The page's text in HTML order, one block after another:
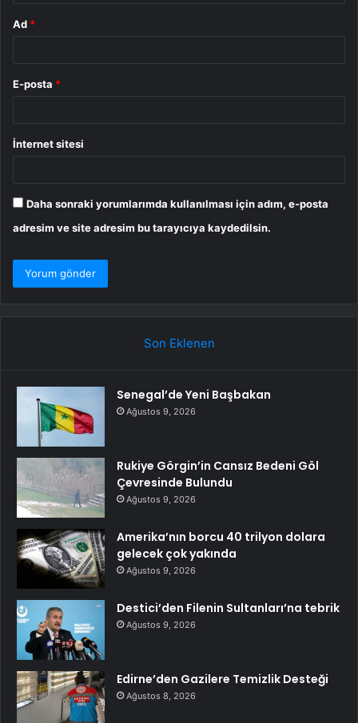
Ad *
E-posta *
İnternet sitesi
Daha sonraki yorumlarımda kullanılması için adım, e-posta
adresim ve site adresim bu tarayıcıya kaydedilsin.
Son Eklenen
Senegal’de Yeni Başbakan
Ağustos 9, 2026
Rukiye Görgin’in Cansız Bedeni Göl
Çevresinde Bulundu
Ağustos 9, 2026
Amerika’nın borcu 40 trilyon dolara
gelecek çok yakında
Ağustos 9, 2026
Destici’den Filenin Sultanları’na tebrik
Ağustos 9, 2026
Edirne’den Gazilere Temizlik Desteği
Ağustos 8, 2026